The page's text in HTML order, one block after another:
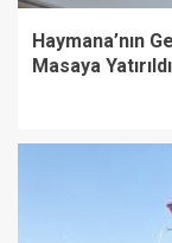
Haymana’nın
Masaya Yatırıldı